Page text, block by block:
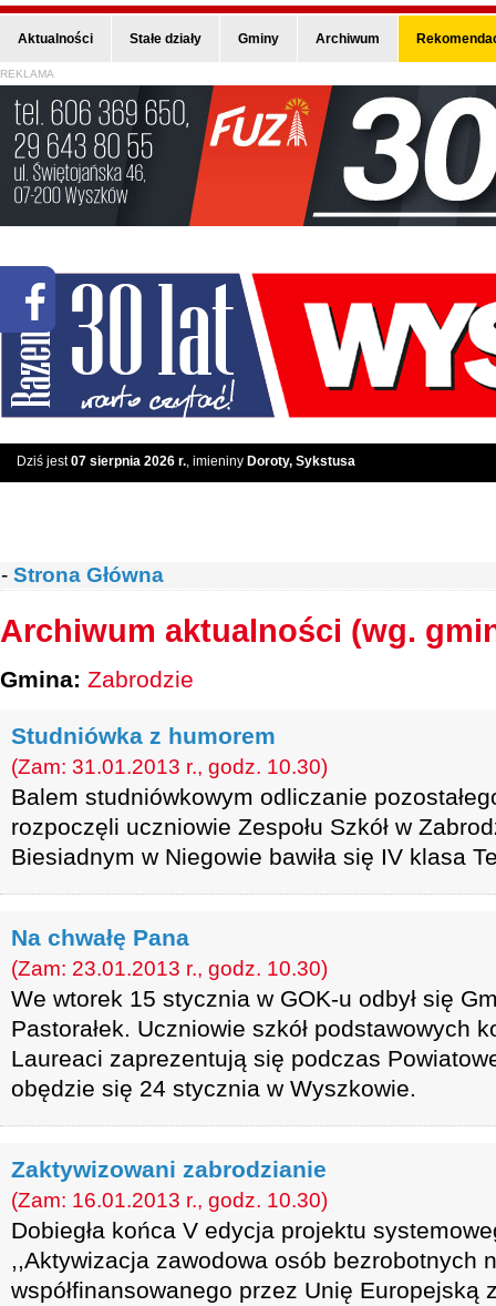
Aktualności Stałe działy Gminy Archiwum
REKLAMA
Dziś jest07 sierpnia 2026 r., imieniny Doroty, Sykstusa
- Strona Główna
Archiwum aktualności (wg.
Gmina: Zabrodzie
Studniówka z humorem
(Zam: 31.01.2013 r., godz. 10.30)
Balem studniówkowym odliczanie
rozpoczęli uczniowie Zespołu Szkół w
Biesiadnym w Niegowie bawiła się IV klasa
Na chwałę Pana
(Zam: 23.01.2013 r., godz. 10.30)
We wtorek 15 stycznia w GOK-u odbył się
Pastorałek. Uczniowie szkół podstawowych
Laureaci zaprezentują się podczas
obędzie się 24 stycznia w Wyszkowie.
Zaktywizowani zabrodzianie
(Zam: 16.01.2013 r., godz. 10.30)
Dobiegła końca V edycja projektu
,,Aktywizacja zawodowa osób bezrobotnych
współfinansowanego przez Unię Europejską